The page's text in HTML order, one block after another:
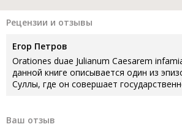
Рецензии и отзывы
Егор Петров
Orationes duae Julianum Caesarem
данной книге описывается один из
Суллы, где он совершает
Ваш отзыв